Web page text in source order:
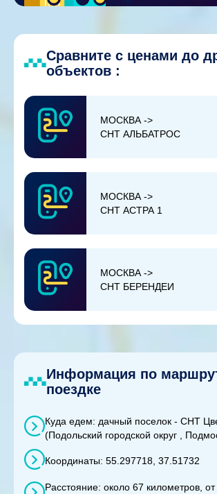
Сравните с ценами до
объектов :
МОСКВА ->
СНТ АЛЬБАТРОС
МОСКВА ->
СНТ АСТРА 1
МОСКВА ->
СНТ БЕРЕНДЕИ
Информация по
поездке
Куда едем: дачный поселок - СНТ
(Подольский городской округ ,
Координаты: 55.297718, 37.51732
Расстояние: около 67 километров,